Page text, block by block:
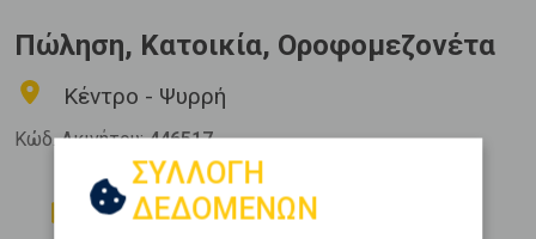
Πώληση, Κατοικία, Οροφομεζονέτα
Κέντρο - Ψυρρή
Κώδ. Ακινήτου:446517
Δωμάτια
Μπάνια
2
ΣΥΛΛΟΓΗ
ΔΕΔΟΜΕΝΩΝ